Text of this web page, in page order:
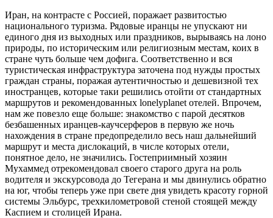
Иран, на контрасте с Россией, поражает развитостью
национального туризма. Рядовые иранцы не упускают ни
единого дня из выходных или праздников, вырываясь на лоно
природы, по историческим или религиозным местам, коих в
стране чуть больше чем дофига. Соответственно и вся
туристическая инфраструктура заточена под нужды простых
граждан страны, поражая аутентичностью и дешевизной тех
иностранцев, которые таки решились отойти от стандартных
маршрутов и рекомендованных lonelyplanet отелей. Впрочем,
нам же повезло еще больше: знакомство с парой десятков
безбашенных иранцев-каучсерферов в первую же ночь
нахождения в стране предопределило весь наш дальнейший
маршрут и места дислокаций, в числе которых отели,
понятное дело, не значились. Гостеприимный хозяин
Мухаммед отрекомендовал своего старого друга на роль
водителя и экскурсовода до Тегерана и мы двинулись обратно
на юг, чтобы теперь уже при свете дня увидеть красоту горной
системы Эльбурс, трехкилометровой стеной стоящей между
Каспием и столицей Ирана.